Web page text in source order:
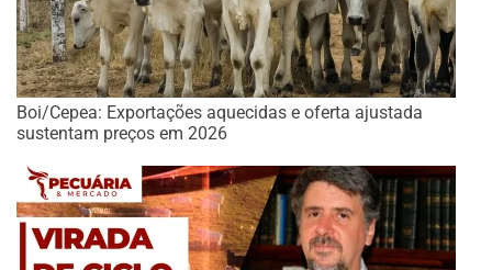
Boi/Cepea: Exportações aquecidas e oferta ajustada
sustentam preços em 2026